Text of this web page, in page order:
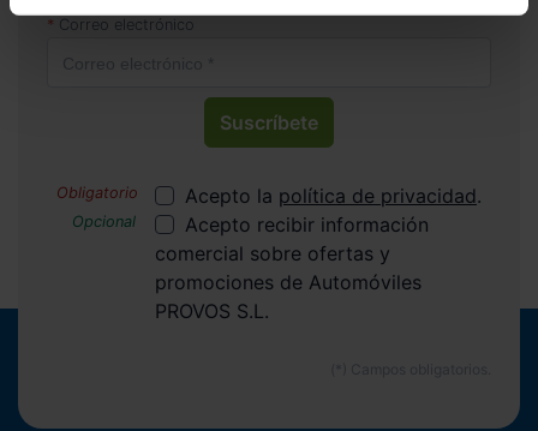
Correo electrónico
Suscríbete
Acepto la política de privacidad.
Acepto recibir información
comercial sobre ofertas y
promociones de Automóviles
PROVOS S.L.